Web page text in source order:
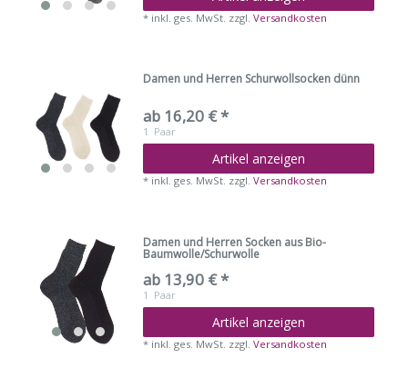
* inkl. ges. MwSt. zzgl.Versandkosten
Damen und Herren Schurwollsocken dünn
ab 16,20 € *
1 Paar
Artikel anzeigen
* inkl. ges. MwSt. zzgl.Versandkosten
Damen und Herren Socken aus Bio-
Baumwolle/Schurwolle
ab 13,90 € *
1 Paar
Artikel anzeigen
* inkl. ges. MwSt. zzgl.Versandkosten